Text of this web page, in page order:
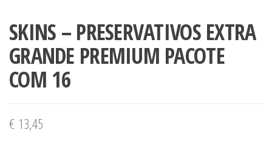
SKINS – PRESERVATIVOS EXTRA
GRANDE PREMIUM PACOTE
COM 16
€ 13,45